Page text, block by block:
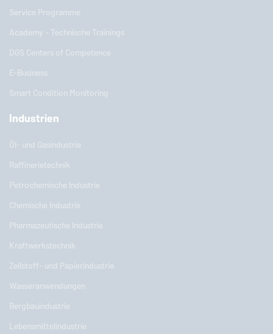
Service Programme
Academy - Technische Trainings
DGS Centers of Competence
E-Business
Smart Condition Monitoring
Industrien
Öl- und Gasindustrie
Raffinerietechnik
Petrochemische Industrie
Chemische Industrie
Pharmazeutische Industrie
Kraftwerkstechnik
Zellstoff- und Papierindustrie
Wasseranwendungen
Bergbauindustrie
Lebensmittelindustrie